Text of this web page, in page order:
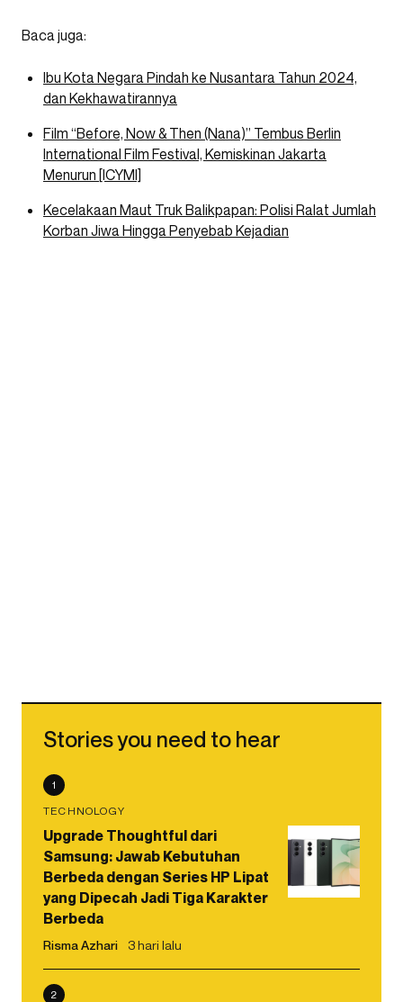
Baca juga:
Ibu Kota Negara Pindah ke Nusantara Tahun 2024,
dan Kekhawatirannya
Film “Before, Now & Then (Nana)” Tembus Berlin
International Film Festival, Kemiskinan Jakarta
Menurun [ICYMI]
Kecelakaan Maut Truk Balikpapan: Polisi Ralat Jumlah
Korban Jiwa Hingga Penyebab Kejadian
Stories you need to hear
1
TECHNOLOGY
Upgrade Thoughtful dari
Samsung: Jawab Kebutuhan
Berbeda dengan Series HP Lipat
yang Dipecah Jadi Tiga Karakter
Berbeda
Risma Azhari 3 hari lalu
2